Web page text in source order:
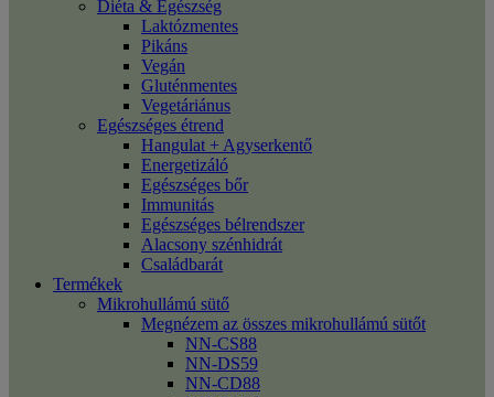
Diéta & Egészség
Laktózmentes
Pikáns
Vegán
Gluténmentes
Vegetáriánus
Egészséges étrend
Hangulat + Agyserkentő
Energetizáló
Egészséges bőr
Immunitás
Egészséges bélrendszer
Alacsony szénhidrát
Családbarát
Termékek
Mikrohullámú sütő
Megnézem az összes mikrohullámú sütőt
NN-CS88
NN-DS59
NN-CD88